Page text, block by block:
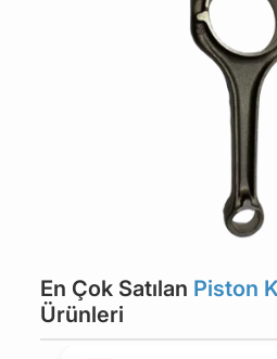
En Çok Satılan Piston
Ürünleri